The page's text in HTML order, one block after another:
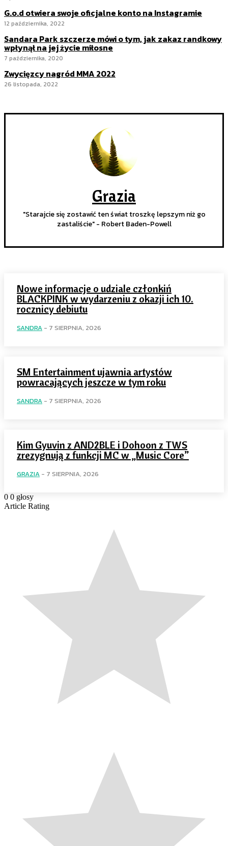
G.o.d otwiera swoje oficjalne konto na Instagramie
12 października, 2022
Sandara Park szczerze mówi o tym, jak zakaz randkowy
wpłynął na jej życie miłosne
7 października, 2020
Zwycięzcy nagród MMA 2022
26 listopada, 2022
Grazia
"Starajcie się zostawić ten świat troszkę lepszym niż go
zastaliście" - Robert Baden-Powell
Nowe informacje o udziale członkiń
BLACKPINK w wydarzeniu z okazji ich 10.
rocznicy debiutu
SANDRA - 7 SIERPNIA, 2026
SM Entertainment ujawnia artystów
powracających jeszcze w tym roku
SANDRA - 7 SIERPNIA, 2026
Kim Gyuvin z AND2BLE i Dohoon z TWS
zrezygnują z funkcji MC w „Music Core”
GRAZIA - 7 SIERPNIA, 2026
0 0 głosy
Article Rating